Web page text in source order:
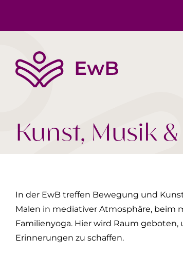
Kunst, Musik
In der EwB treffen Bewegung und
Malen in mediativer Atmosphäre, beim
Familienyoga. Hier wird Raum
Erinnerungen zu schaffen.